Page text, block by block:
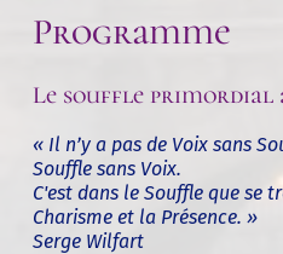
Programme
Le souffle primordial
« Il n’y a pas de Voix sans
Souffle sans Voix.
C'est dans le Souffle que se
Charisme et la Présence. »
Serge Wilfart